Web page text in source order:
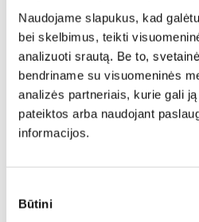
Naudojame slapukus, kad
bei skelbimus, teikti
analizuoti srautą. Be to,
bendriname su visuomeninės
analizės partneriais, kurie gali
pateiktos arba naudojant
informacijos.
pasirinkimas
Būtini